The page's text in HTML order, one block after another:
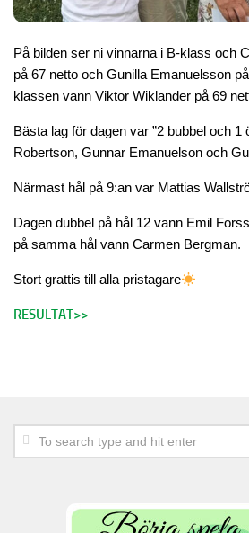
Banguide
Hole-In-One
Lokala regler
Banfakta
Slope
Sponsorer
Puttinggreen
Rangebollar
Scorekort
18 hålsbanan
Grönt Kort
På bilden ser ni vinnarna i B-klass och
på 67 netto och Gunilla Emanuelsson
klassen vann Viktor Wiklander på 69
Bästa lag för dagen var ”2 bubbel och 1
Robertson, Gunnar Emanuelson och
Närmast hål på 9:an var Mattias
Dagen dubbel på hål 12 vann Emil
på samma hål vann Carmen Bergman.
Stort grattis till alla pristagare
RESULTAT>>